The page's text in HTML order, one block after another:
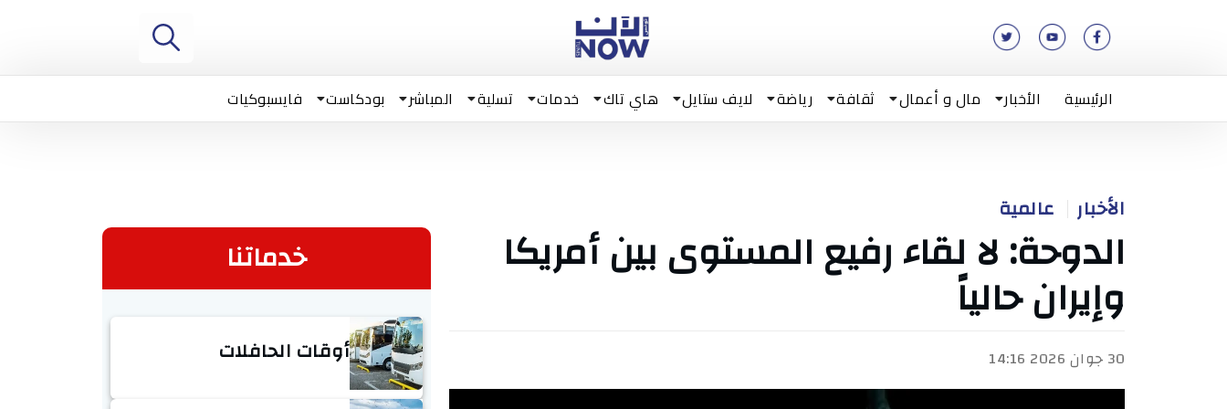
الرئيسية الأخبار مال و أعمال ثقافة رياضة لايف ستايل هاي تاك خدمات تسلية المباشر بودكاست فايسبوكيات
الأخبار عالمية
الدوحة: لا لقاء رفيع المستوى بين أمريكا
وإيران حالياً
30 جوان 2026 14:16
خدماتنا
أوقات الحافلات